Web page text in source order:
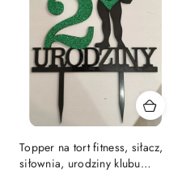
Topper na tort fitness, siłacz,
siłownia, urodziny klubu